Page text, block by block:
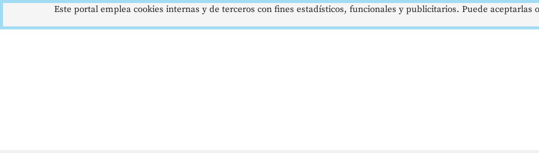
Este portal emplea cookies internas y de terceros con fines estadísticos, funcionales y publicitarios. Puede aceptarlas